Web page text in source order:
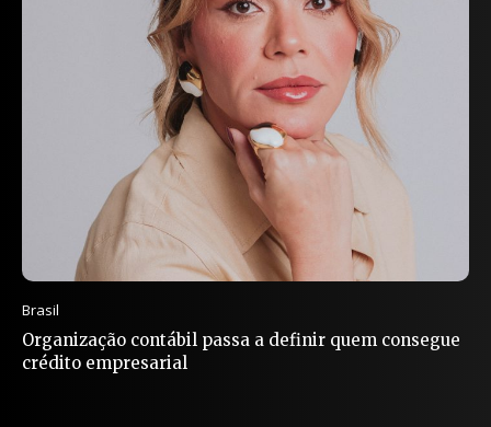
Brasil
Organização contábil passa a definir quem consegue
crédito empresarial